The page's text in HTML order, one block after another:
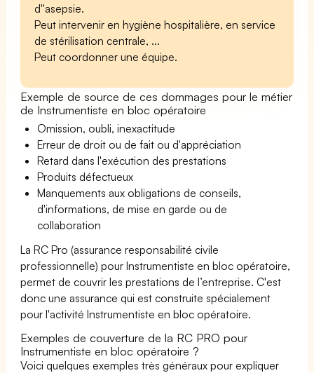
d''asepsie.
Peut intervenir en hygiène hospitalière, en service
de stérilisation centrale, ...
Peut coordonner une équipe.
Exemple de source de ces dommages pour le métier
de Instrumentiste en bloc opératoire
Omission, oubli, inexactitude
Erreur de droit ou de fait ou d'appréciation
Retard dans l'exécution des prestations
Produits défectueux
Manquements aux obligations de conseils,
d'informations, de mise en garde ou de
collaboration
La RC Pro (assurance responsabilité civile
professionnelle) pour Instrumentiste en bloc opératoire,
permet de couvrir les prestations de l’entreprise. C'est
donc une assurance qui est construite spécialement
pour l'activité Instrumentiste en bloc opératoire.
Exemples de couverture de la RC PRO pour
Instrumentiste en bloc opératoire ?
Voici quelques exemples très généraux pour expliquer